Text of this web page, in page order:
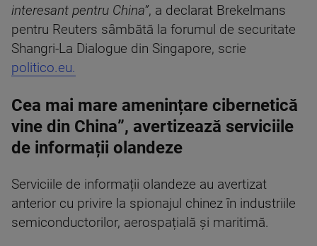
interesant pentru China”, a declarat Brekelmans
pentru Reuters sâmbătă la forumul de securitate
Shangri-La Dialogue din Singapore, scrie
politico.eu.
Cea mai mare amenințare cibernetică
vine din China”, avertizează serviciile
de informații olandeze
Serviciile de informații olandeze au avertizat
anterior cu privire la spionajul chinez în industriile
semiconductorilor, aerospațială și maritimă.